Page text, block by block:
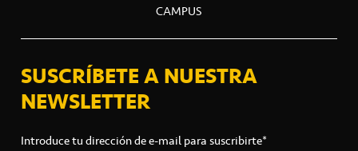
CAMPUS
SUSCRÍBETE A NUESTRA
NEWSLETTER
Introduce tu dirección de e-mail para suscribirte*